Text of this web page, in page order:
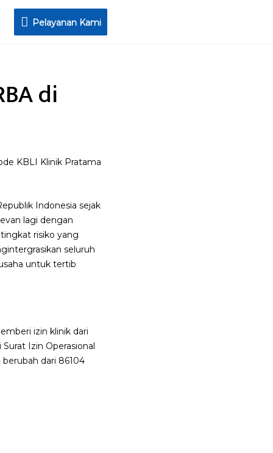
Pelayanan
Pelayanan Kami
di
KBLI Klinik Pratama
Indonesia sejak
lagi dengan
risiko yang
seluruh
untuk tertib
izin klinik dari
Izin Operasional
dari 86104